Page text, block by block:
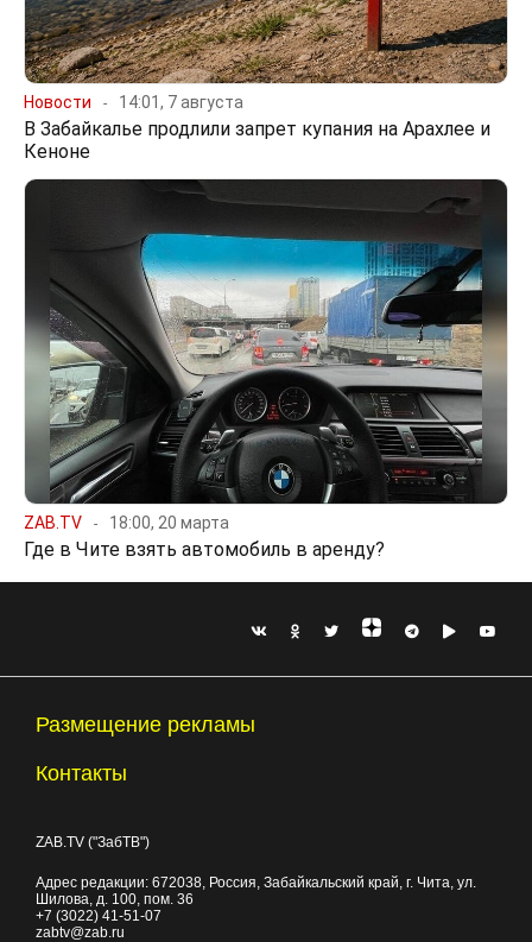
Новости 14:01, 7 августа
В Забайкалье продлили запрет купания на Арахлее и
Кеноне
ZAB.TV 18:00, 20 марта
Где в Чите взять автомобиль в аренду?
Размещение рекламы
Контакты
ZAB.TV ("ЗабТВ")
Адрес редакции: 672038, Россия, Забайкальский край, г. Чита, ул.
Шилова, д. 100, пом. 36
+7 (3022) 41-51-07
zabtv@zab.ru